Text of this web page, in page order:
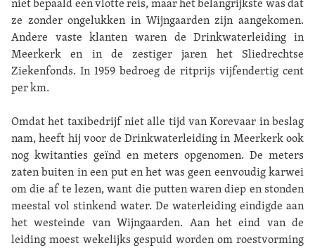
niet bepaald een vlotte reis, maar het belangrijkste was dat
ze zonder ongelukken in Wijngaarden zijn aangekomen.
Andere vaste klanten waren de Drinkwaterleiding in
Meerkerk en in de zestiger jaren het Sliedrechtse
Ziekenfonds. In 1959 bedroeg de ritprijs vijfendertig cent
per km.
Omdat het taxibedrijf niet alle tijd van Korevaar in beslag
nam, heeft hij voor de Drinkwaterleiding in Meerkerk ook
nog kwitanties geïnd en meters opgenomen. De meters
zaten buiten in een put en het was geen eenvoudig karwei
om die af te lezen, want die putten waren diep en stonden
meestal vol stinkend water. De waterleiding eindigde aan
het westeinde van Wijngaarden. Aan het eind van de
leiding moest wekelijks gespuid worden om roestvorming